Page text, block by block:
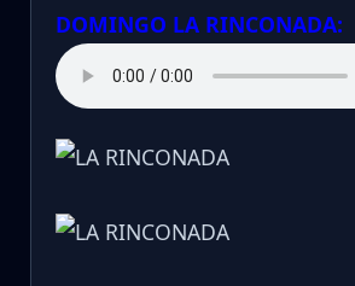
DOMINGO LA RINCONADA: